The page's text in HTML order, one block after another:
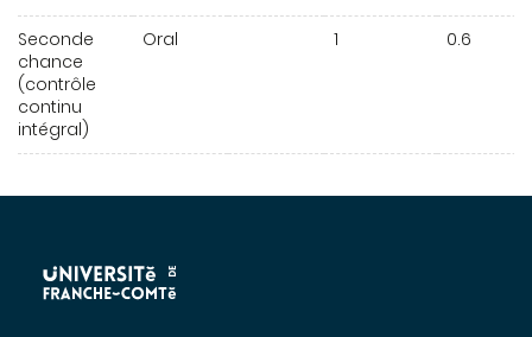
Seconde
chance
(contrôle
continu
intégral)
Oral 1 0.6